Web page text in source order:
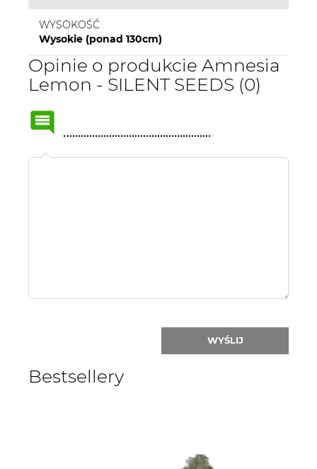
WYSOKOŚĆ
Wysokie (ponad 130cm)
Opinie o produkcie Amnesia
Lemon - SILENT SEEDS (0)
WYŚLIJ
Bestsellery